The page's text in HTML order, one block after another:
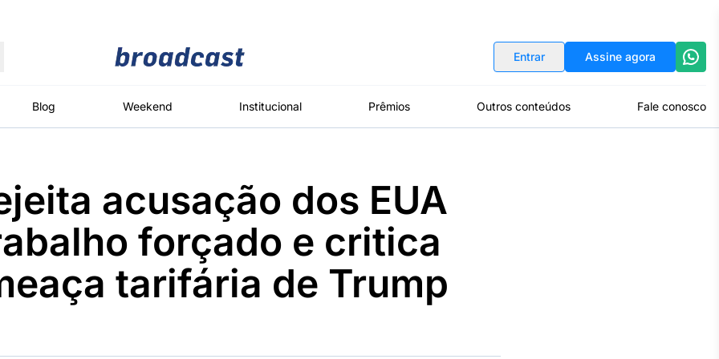
Entrar Assine agora
Blog Weekend Institucional Prêmios Outros conteúdos Fale conosco
Broadcast
Político
Os bastidores da
política em
tempo real
Energia
O setor de
energia elétrica
no Brasil
Broadcast
White Label
Plataforma para
conteúdos
personalizados
acusação dos EUA
forçado e critica
tarifária de Trump